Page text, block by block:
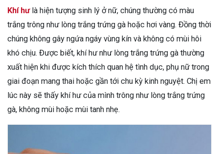
Khí hưlà hiện tượng sinh lý ở nữ, chúng thường có màu
trắng trông như lòng trắng trứng gà hoặc hơi vàng. Đồng thời
chúng không gây ngứa ngáy vùng kín và không có mùi hôi
khó chịu. Được biết, khí hư như lòng trắng trứng gà thường
xuất hiện khi được kích thích quan hệ tình dục, phụ nữ trong
giai đoạn mang thai hoặc gần tới chu kỳ kinh nguyệt. Chị em
lúc này sẽ thấy khí hư của mình trông như lòng trắng trứng
gà, không mùi hoặc mùi tanh nhẹ.